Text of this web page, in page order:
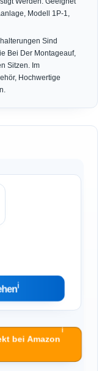
Modell 1P-1,
Sind
Bei Der Montageauf,
Sitzen. Im
Hochwertige
ℹ︎
bei Amazon
ℹ︎